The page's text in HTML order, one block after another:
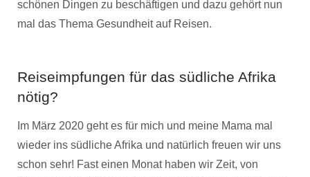
schönen Dingen zu beschäftigen und dazu gehört nun
mal das Thema Gesundheit auf Reisen.
Reiseimpfungen für das südliche Afrika
nötig?
Im März 2020 geht es für mich und meine Mama mal
wieder ins südliche Afrika und natürlich freuen wir uns
schon sehr! Fast einen Monat haben wir Zeit, von